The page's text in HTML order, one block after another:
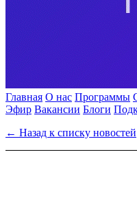
Главная О нас Программы
Эфир Вакансии Блоги
← Назад к списку новостей